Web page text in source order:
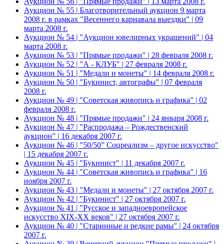
Аукцион № 55 | Благотворительный аукцион 9 марта
2008 г. в рамках "Весеннего карнавала выездки" | 09
марта 2008 г.
Аукцион № 54 | "Аукцион ювелирных украшений" | 04
марта 2008 г.
Аукцион № 53 | "Прямые продажи" | 28 февраля 2008 г.
Аукцион № 52 | "А - КЛУБ" | 27 февраля 2008 г.
Аукцион № 51 | "Медали и монеты" | 14 февраля 2008 г.
Аукцион № 50 | "Букинист, автографы" | 07 февраля
2008 г.
Аукцион № 49 | "Советская живопись и графика" | 02
февраля 2008 г.
Аукцион № 48 | "Прямые продажи" | 24 января 2008 г.
Аукцион № 47 | "Распродажа – Рождественский
аукцион" | 16 декабря 2007 г.
Аукцион № 46 | "50/50” Соцреализм – другое искусство"
| 15 декабря 2007 г.
Аукцион № 45 | "Букинист" | 11 декабря 2007 г.
Аукцион № 44 | "Советская живопись и графика" | 16
ноября 2007 г.
Аукцион № 43 | "Медали и монеты" | 27 октября 2007 г.
Аукцион № 42 | "Букинист" | 27 октября 2007 г.
Аукцион № 41 | "Русское и западноевропейское
искусство XIX-XX веков" | 27 октября 2007 г.
Аукцион № 40 | "Старинные и редкие рамы" | 24 октября
2007 г.